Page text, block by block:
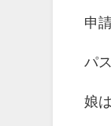
申
パ
娘